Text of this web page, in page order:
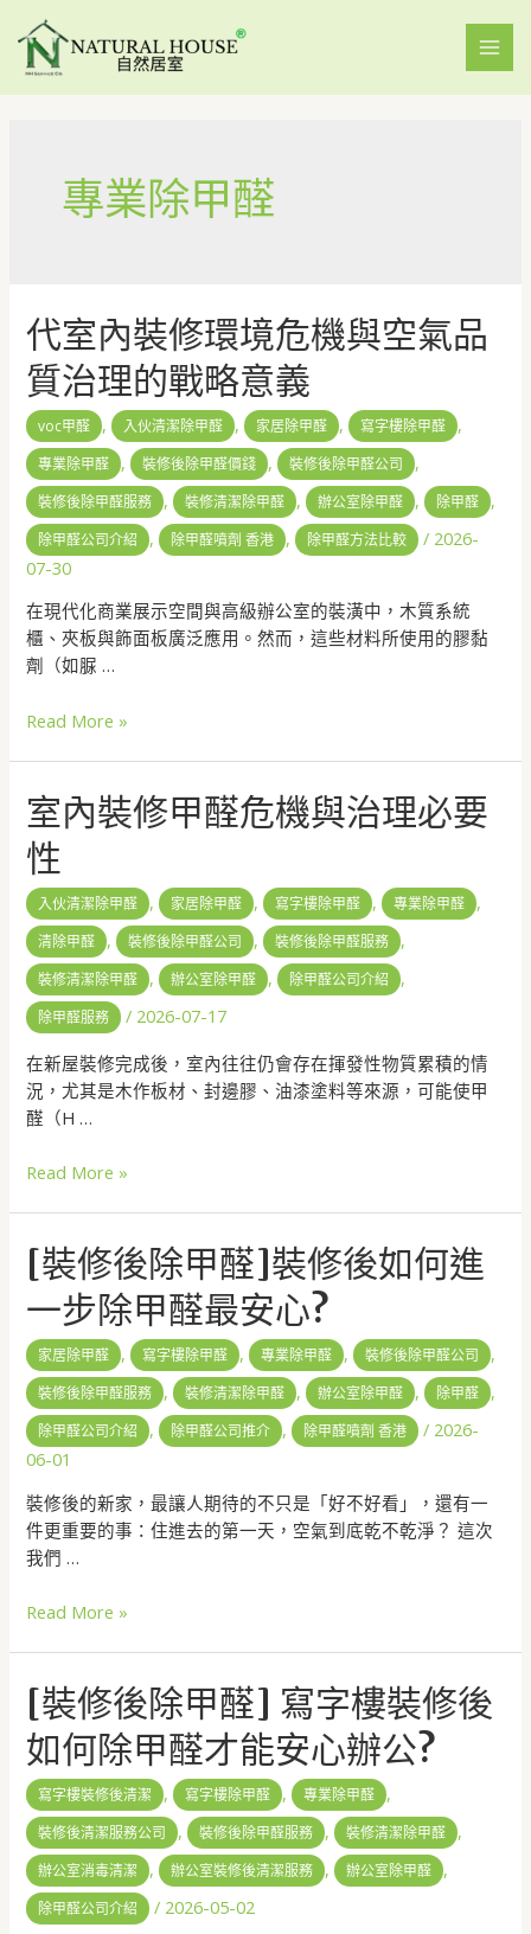
專業除甲醛
代室內裝修環境危機與空氣品
質治理的戰略意義
voc甲醛 , 入伙清潔除甲醛 , 家居除甲醛 , 寫字樓除甲醛 ,
專業除甲醛 , 裝修後除甲醛價錢 , 裝修後除甲醛公司 ,
裝修後除甲醛服務 , 裝修清潔除甲醛 , 辦公室除甲醛 , 除甲醛 ,
除甲醛公司介紹 , 除甲醛噴劑 香港 , 除甲醛方法比較 / 2026-
07-30
在現代化商業展示空間與高級辦公室的裝潢中，木質系統
櫃、夾板與飾面板廣泛應用。然而，這些材料所使用的膠黏
劑（如脲 …
Read More »
室內裝修甲醛危機與治理必要
性
入伙清潔除甲醛 , 家居除甲醛 , 寫字樓除甲醛 , 專業除甲醛 ,
清除甲醛 , 裝修後除甲醛公司 , 裝修後除甲醛服務 ,
裝修清潔除甲醛 , 辦公室除甲醛 , 除甲醛公司介紹 ,
除甲醛服務 / 2026-07-17
在新屋裝修完成後，室內往往仍會存在揮發性物質累積的情
況，尤其是木作板材、封邊膠、油漆塗料等來源，可能使甲
醛（H …
Read More »
[裝修後除甲醛]裝修後如何進
一步除甲醛最安心?
家居除甲醛 , 寫字樓除甲醛 , 專業除甲醛 , 裝修後除甲醛公司 ,
裝修後除甲醛服務 , 裝修清潔除甲醛 , 辦公室除甲醛 , 除甲醛 ,
除甲醛公司介紹 , 除甲醛公司推介 , 除甲醛噴劑 香港 / 2026-
06-01
裝修後的新家，最讓人期待的不只是「好不好看」，還有一
件更重要的事：住進去的第一天，空氣到底乾不乾淨？ 這次
我們 …
Read More »
[裝修後除甲醛] 寫字樓裝修後
如何除甲醛才能安心辦公?
寫字樓裝修後清潔 , 寫字樓除甲醛 , 專業除甲醛 ,
裝修後清潔服務公司 , 裝修後除甲醛服務 , 裝修清潔除甲醛 ,
辦公室消毒清潔 , 辦公室裝修後清潔服務 , 辦公室除甲醛 ,
除甲醛公司介紹 / 2026-05-02